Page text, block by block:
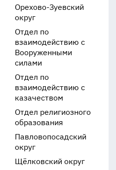
Орехово-Зуевский
округ
Отдел по
взаимодействию с
Вооруженными
силами
Отдел по
взаимодействию с
казачеством
Отдел религиозного
образования
Павловопосадский
округ
Щёлковский округ